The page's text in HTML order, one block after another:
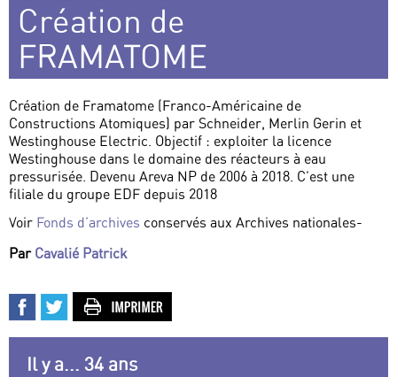
Création de
FRAMATOME
Création de Framatome (Franco-Américaine de
Constructions Atomiques) par Schneider, Merlin Gerin et
Westinghouse Electric. Objectif : exploiter la licence
Westinghouse dans le domaine des réacteurs à eau
pressurisée. Devenu Areva NP de 2006 à 2018. C’est une
filiale du groupe EDF depuis 2018
Voir Fonds d’archives conservés aux Archives nationales-
Par Cavalié Patrick
Il y a... 34 ans